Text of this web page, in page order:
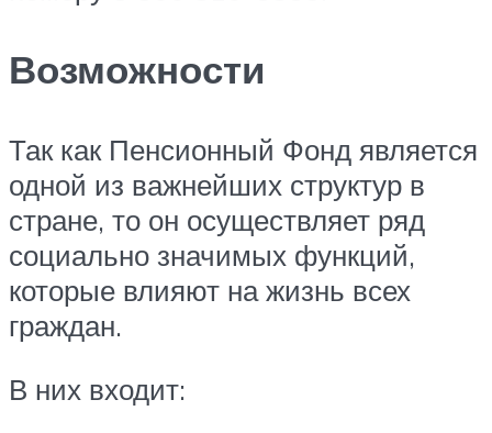
Возможности
Так как Пенсионный Фонд является
одной из важнейших структур в
стране, то он осуществляет ряд
социально значимых функций,
которые влияют на жизнь всех
граждан.
В них входит: